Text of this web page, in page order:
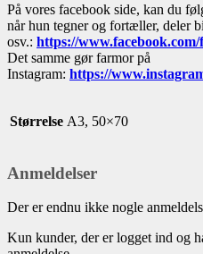
På vores facebook side, kan du
når hun tegner og fortæller, deler
osv.: https://
Det samme gør farmor på
Instagram: https://
Størrelse A3, 50×70
Anmeldelser
Der er endnu ikke nogle
Kun kunder, der er logget ind og